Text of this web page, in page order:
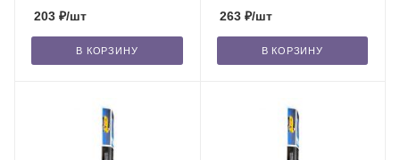
203 ₽/шт
В КОРЗИНУ
263₽/шт
В КОРЗИНУ